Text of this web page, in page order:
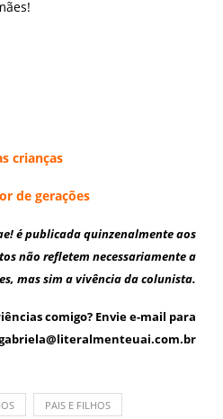
crianças
de gerações
é publicada quinzenalmente aos
não refletem necessariamente a
mas sim a vivência da colunista.
comigo? Envie e-mail para
PAIS E FILHOS